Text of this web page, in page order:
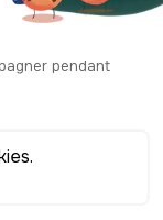
des